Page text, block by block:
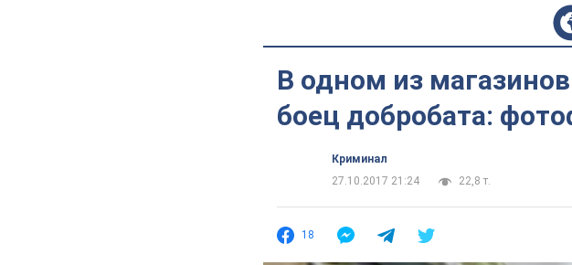
В одном из
боец добробата:
Криминал
27.10.2017 21:24
22,8 т.
18